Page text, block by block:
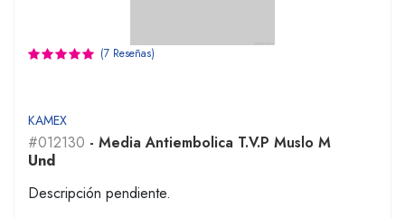
(7 Reseñas)
KAMEX
#012130 - Media Antiembolica T.V.P Muslo M
Und
Descripción pendiente.